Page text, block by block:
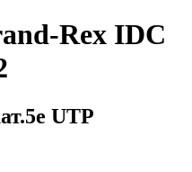
Rex IDC
UTP